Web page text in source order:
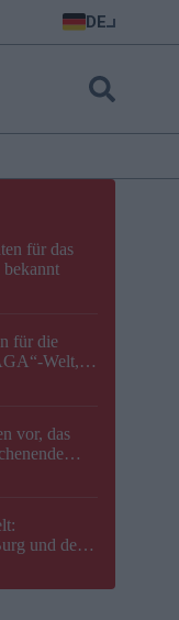
DE
für das
bekannt
für die
Welt,
vor, das
und der